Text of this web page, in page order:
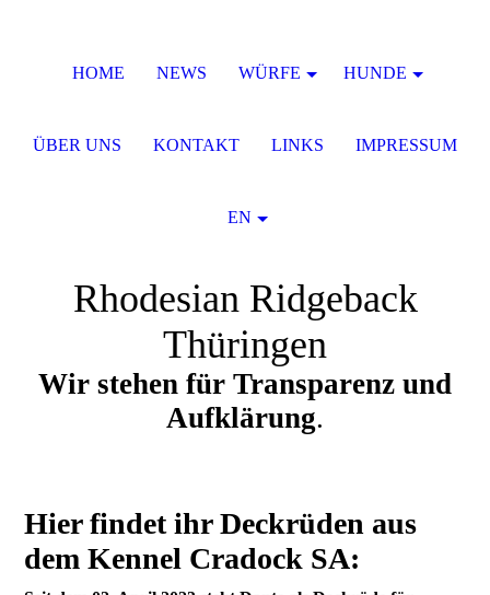
Rhodesian Ridgeback
Thüringen
Wir stehen für Transparenz und
Aufklärung.
Hier findet ihr Deckrüden aus
dem Kennel Cradock SA:
HOME NEWS WÜRFE HUNDE
ÜBER UNS KONTAKT LINKS IMPRESSUM
EN